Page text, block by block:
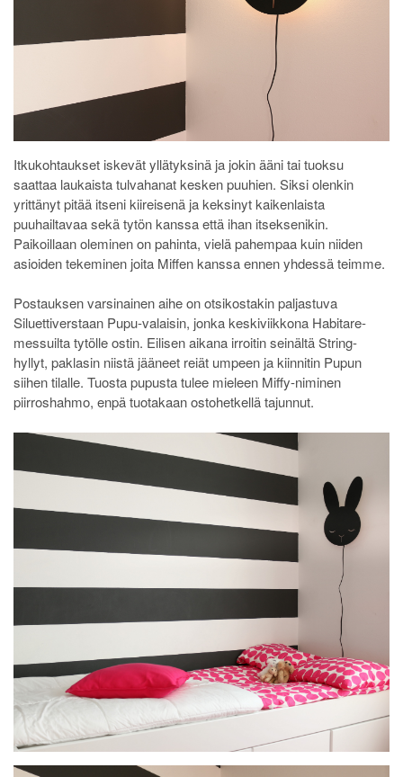
Itkukohtaukset iskevät yllätyksinä ja jokin ääni tai tuoksu
saattaa laukaista tulvahanat kesken puuhien. Siksi olenkin
yrittänyt pitää itseni kiireisenä ja keksinyt kaikenlaista
puuhailtavaa sekä tytön kanssa että ihan itseksenikin.
Paikoillaan oleminen on pahinta, vielä pahempaa kuin niiden
asioiden tekeminen joita Miffen kanssa ennen yhdessä teimme.
Postauksen varsinainen aihe on otsikostakin paljastuva
Siluettiverstaan Pupu-valaisin, jonka keskiviikkona Habitare-
messuilta tytölle ostin. Eilisen aikana irroitin seinältä String-
hyllyt, paklasin niistä jääneet reiät umpeen ja kiinnitin Pupun
siihen tilalle. Tuosta pupusta tulee mieleen Miffy-niminen
piirroshahmo, enpä tuotakaan ostohetkellä tajunnut.